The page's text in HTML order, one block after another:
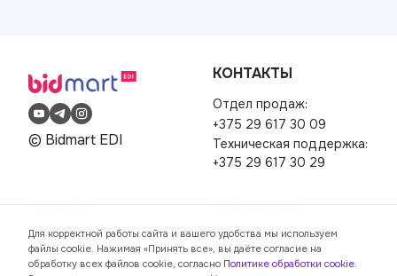
© Bidmart EDI
КОНТАКТЫ
Отдел продаж:
+375 29 617 30 09
Техническая поддержка:
+375 29 617 30 29
ПОМОЩЬ
FAQ
Заказать звонок
ДОКУМЕНТЫ
Пользовательское
соглашение
Для корректной работы сайта и вашего удобства мы используем
файлы cookie. Нажимая «Принять все», вы даёте согласие на
обработку всех файлов cookie, согласно Политике обработки cookie.